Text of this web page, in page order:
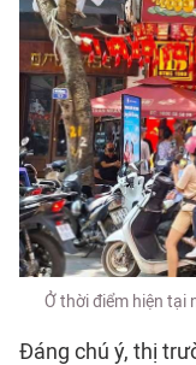
Ở thời điểm hiện tại
Đáng chú ý, thị